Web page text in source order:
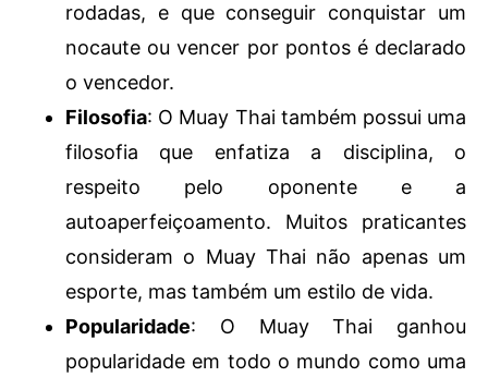
rodadas, e que conseguir conquistar um
nocaute ou vencer por pontos é declarado
o vencedor.
Filosofia: O Muay Thai também possui uma
filosofia que enfatiza a disciplina, o
respeito pelo oponente e a
autoaperfeiçoamento. Muitos praticantes
consideram o Muay Thai não apenas um
esporte, mas também um estilo de vida.
Popularidade: O Muay Thai ganhou
popularidade em todo o mundo como uma